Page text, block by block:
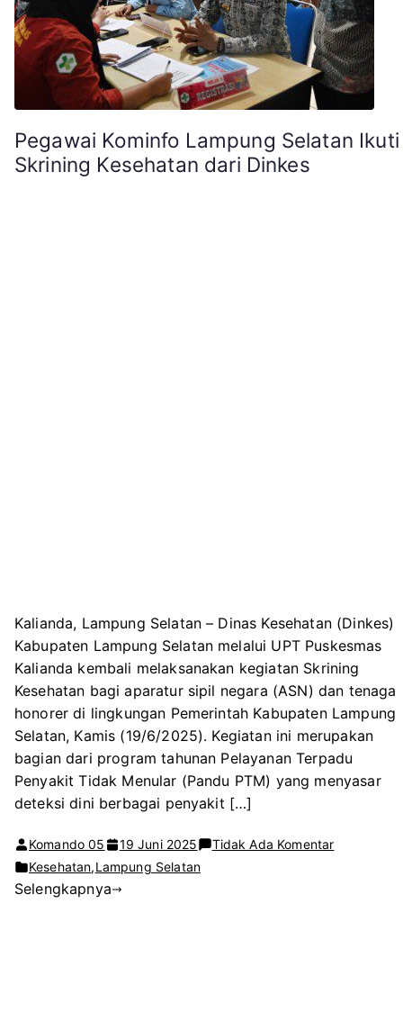
Pegawai Kominfo Lampung Selatan Ikuti
Skrining Kesehatan dari Dinkes
Kalianda, Lampung Selatan – Dinas Kesehatan (Dinkes)
Kabupaten Lampung Selatan melalui UPT Puskesmas
Kalianda kembali melaksanakan kegiatan Skrining
Kesehatan bagi aparatur sipil negara (ASN) dan tenaga
honorer di lingkungan Pemerintah Kabupaten Lampung
Selatan, Kamis (19/6/2025). Kegiatan ini merupakan
bagian dari program tahunan Pelayanan Terpadu
Penyakit Tidak Menular (Pandu PTM) yang menyasar
deteksi dini berbagai penyakit […]
Komando 05 19 Juni 2025 Tidak Ada Komentarpada
Kesehatan,Lampung Selatan
Selengkapnya